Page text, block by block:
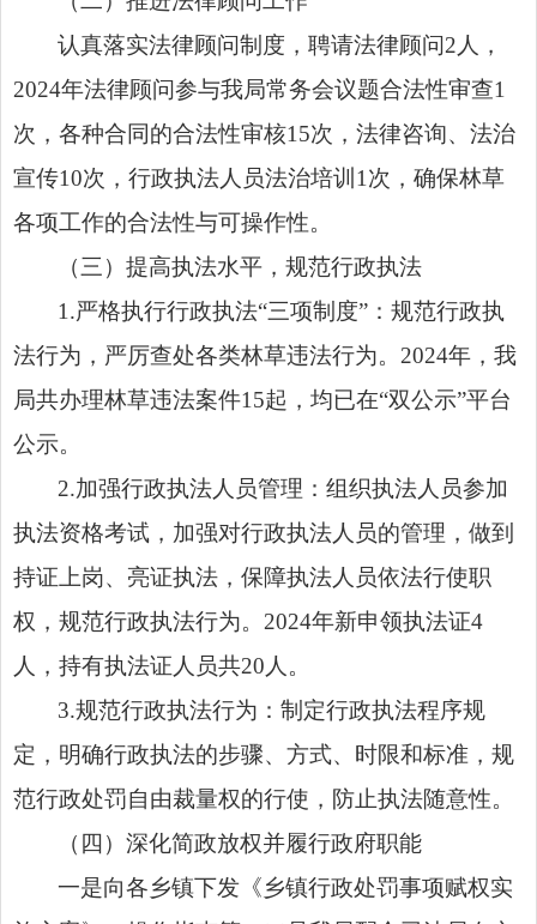
认真落实法律顾问制度，聘请法律顾问2人，
2024年法律顾问参与我局常务会议题合法性审查1
次，各种合同的合法性审核15次，法律咨询、法治
宣传10次，行政执法人员法治培训1次，确保林草
各项工作的合法性与可操作性。
（三）提高执法水平，规范行政执法
1.严格执行行政执法“三项制度”：规范行政执
法行为，严厉查处各类林草违法行为。2024年，我
局共办理林草违法案件15起，均已在“双公示”平台
公示。
2.加强行政执法人员管理：组织执法人员参加
执法资格考试，加强对行政执法人员的管理，做到
持证上岗、亮证执法，保障执法人员依法行使职
权，规范行政执法行为。2024年新申领执法证4
人，持有执法证人员共20人。
3.规范行政执法行为：制定行政执法程序规
定，明确行政执法的步骤、方式、时限和标准，规
范行政处罚自由裁量权的行使，防止执法随意性。
（四）深化简政放权并履行政府职能
一是向各乡镇下发《乡镇行政处罚事项赋权实